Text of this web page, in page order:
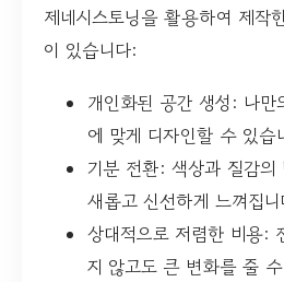
제네시스토닝을 활용하여 제작
이 있습니다:
개인화된 공간 생성: 나만
에 맞게 디자인할 수 있습
기분 전환: 색상과 질감의
새롭고 신선하게 느껴집니
상대적으로 저렴한 비용:
지 않고도 큰 변화를 줄